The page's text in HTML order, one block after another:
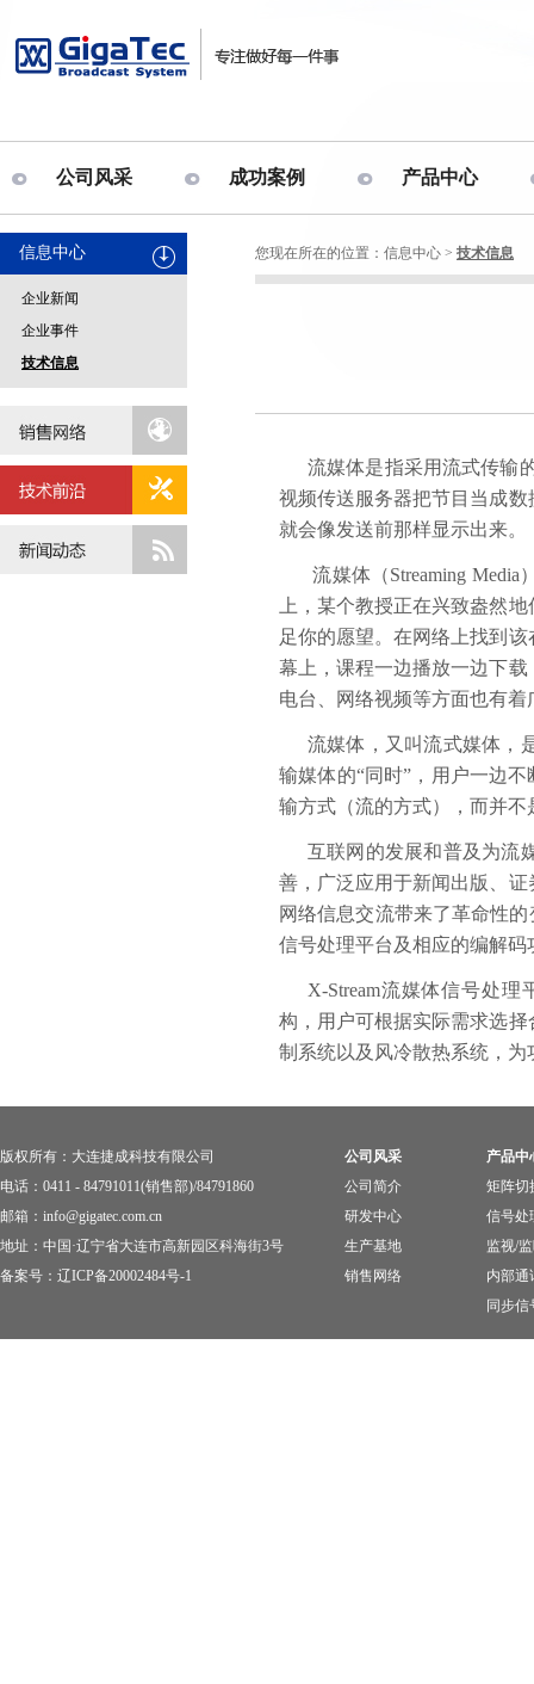
公司风采 成功案例 产品中心
信息中心
企业新闻
企业事件
技术信息
您现在所在的位置： 信息中心 > 技术信息
流媒体是指采用流式传输
视频传送服务器把节目当成
就会像发送前那样显示出来。
流媒体（Streaming
上，某个教授正在兴致盎然
足你的愿望。在网络上找到
幕上，课程一边播放一边下
电台、网络视频等方面也有着
流媒体，又叫流式媒体，
输媒体的“同时”，用户一边
输方式（流的方式），而并不
互联网的发展和普及为流
善，广泛应用于新闻出版、
网络信息交流带来了革命性
信号处理平台及相应的编解码
X-Stream流媒体信号处
构，用户可根据实际需求选
制系统以及风冷散热系统，
版权所有：大连捷成科技有限公司
电话：0411 - 84791011(销售部)/84791860
邮箱：info@gigatec.com.cn
地址：中国·辽宁省大连市高新园区科海街3号
备案号： 辽ICP备20002484号-1
公司风采
公司简介
研发中心
生产基地
销售网络
产品中
矩阵切
信号处
监视/
内部通
同步信